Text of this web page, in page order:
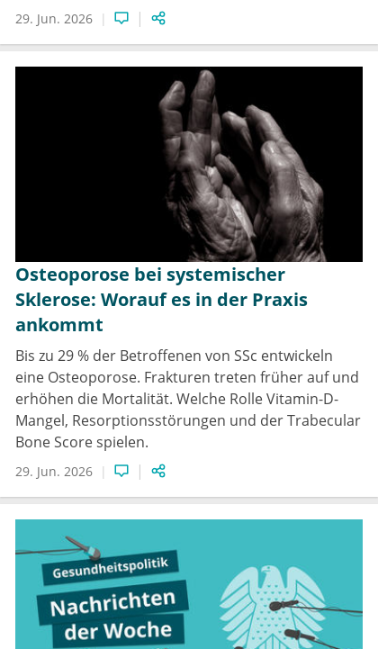
29. Jun. 2026
Osteoporose bei systemischer
Sklerose: Worauf es in der Praxis
ankommt
Bis zu 29 % der Betroffenen von SSc entwickeln
eine Osteoporose. Frakturen treten früher auf und
erhöhen die Mortalität. Welche Rolle Vitamin-D-
Mangel, Resorptionsstörungen und der Trabecular
Bone Score spielen.
29. Jun. 2026